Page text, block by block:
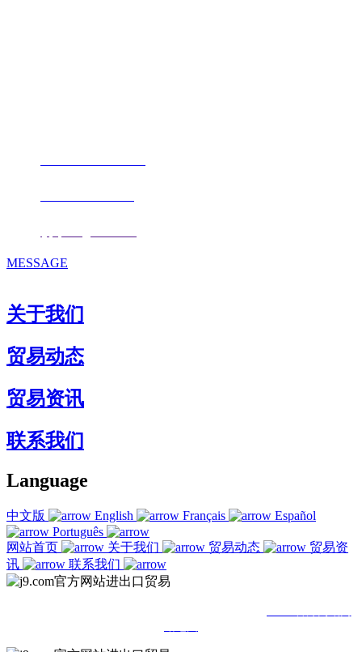
MESSAGE
关于我们
贸易动态
贸易资讯
联系我们
Language
中文版 English Français
Español
Português
网站首页
关于我们 贸易动态
贸易资
讯
联系我们